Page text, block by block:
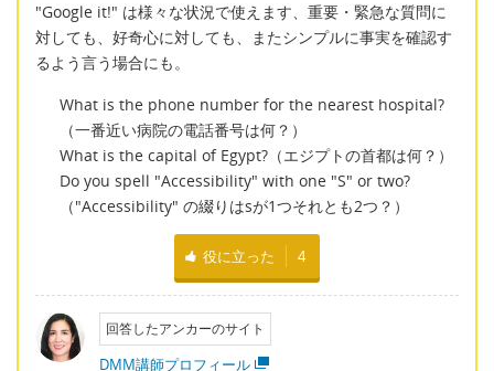
"Google it!" は様々な状況で使えます、重要・緊急な質問に
対しても、好奇心に対しても、またシンプルに事実を確認す
るよう言う場合にも。
What is the phone number for the nearest hospital?
（一番近い病院の電話番号は何？）
What is the capital of Egypt?（エジプトの首都は何？）
Do you spell "Accessibility" with one "S" or two?
（"Accessibility" の綴りはsが1つそれとも2つ？）
役に立った 4
回答したアンカーのサイト
DMM講師プロフィール